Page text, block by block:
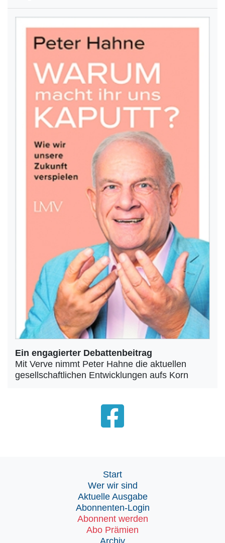
Ein engagierter Debattenbeitrag
Mit Verve nimmt Peter Hahne die aktuellen
gesellschaftlichen Entwicklungen aufs Korn
Start
Wer wir sind
Aktuelle Ausgabe
Abonnenten-Login
Abonnent werden
Abo Prämien
Archiv